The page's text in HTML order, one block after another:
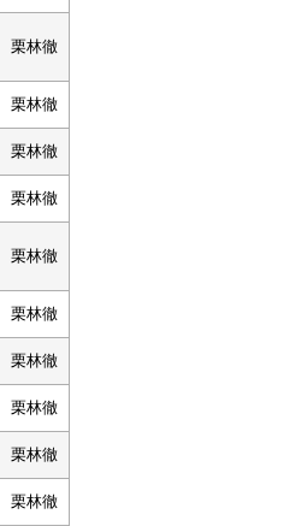
栗林徹
栗林徹
栗林徹
栗林徹
栗林徹
栗林徹
栗林徹
栗林徹
栗林徹
栗林徹